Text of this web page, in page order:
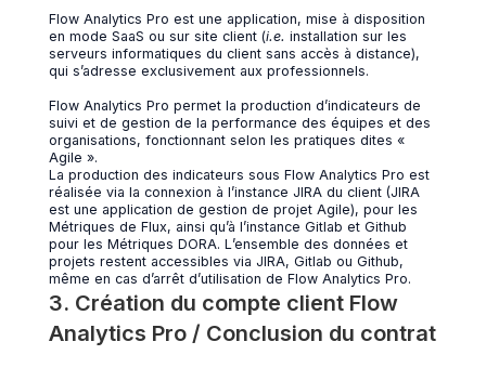
Flow Analytics Pro est une application, mise à disposition
en mode SaaS ou sur site client (i.e. installation sur les
serveurs informatiques du client sans accès à distance),
qui s’adresse exclusivement aux professionnels.
Flow Analytics Pro permet la production d’indicateurs de
suivi et de gestion de la performance des équipes et des
organisations, fonctionnant selon les pratiques dites «
Agile ».
La production des indicateurs sous Flow Analytics Pro est
réalisée via la connexion à l’instance JIRA du client (JIRA
est une application de gestion de projet Agile), pour les
Métriques de Flux, ainsi qu’à l’instance Gitlab et Github
pour les Métriques DORA. L’ensemble des données et
projets restent accessibles via JIRA, Gitlab ou Github,
même en cas d’arrêt d’utilisation de Flow Analytics Pro.
3. Création du compte client Flow
Analytics Pro / Conclusion du contrat